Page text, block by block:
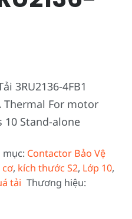
3RU2136-4FB1
Thermal For motor
10 Stand-alone
mục: Contactor Bảo Vệ
cơ, kích thước S2, Lớp 10,
tải Thương hiệu: